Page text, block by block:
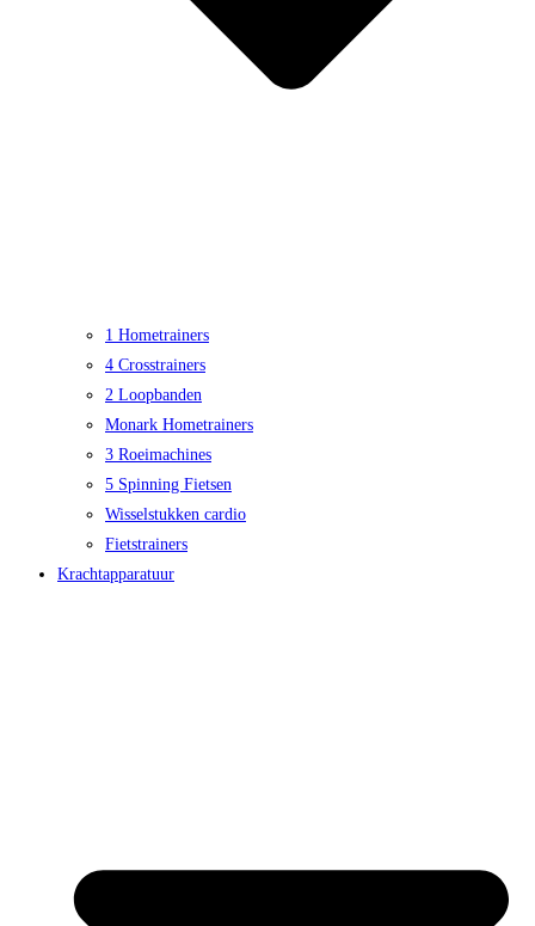
1 Hometrainers
4 Crosstrainers
2 Loopbanden
Monark Hometrainers
3 Roeimachines
5 Spinning Fietsen
Wisselstukken cardio
Fietstrainers
Krachtapparatuur